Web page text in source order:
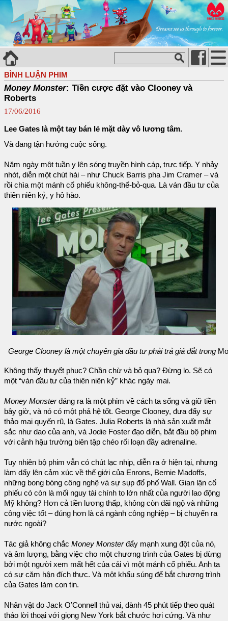
BÌNH LUẬN PHIM
Money Monster: Tiền cược đặt vào Clooney và
Roberts
17/06/2016
Lee Gates là một tay bán lẻ mặt dày vô lương tâm.
Và đang tận hưởng cuộc sống.
Năm ngày một tuần y lên sóng truyền hình cáp, trực tiếp. Y nhảy
nhót, diễn một chút hài – như Chuck Barris pha Jim Cramer – và
rồi chìa một mánh cổ phiếu không-thể-bỏ-qua. Là ván đầu tư của
thiên niên kỷ, y hô hào.
George Clooney là một chuyên gia đầu tư phải trả giá đắt trong
Không thấy thuyết phục? Chần chừ và bỏ qua? Đừng lo. Sẽ có
một “ván đầu tư của thiên niên kỷ” khác ngày mai.
Money Monsterđáng ra là một phim về cách ta sống và giữ tiền
bây giờ, và nó có một phả hệ tốt. George Clooney, đưa đẩy sự
thảo mai quyến rũ, là Gates. Julia Roberts là nhà sản xuất mắt
sắc như dao của anh, và Jodie Foster đạo diễn, bắt đầu bộ phim
với cảnh hậu trường biên tập chéo rối loạn đầy adrenaline.
Tuy nhiên bộ phim vẫn có chút lạc nhịp, diễn ra ở hiện tại, nhưng
làm dấy lên cảm xúc về thế giới của Enrons, Bernie Madoffs,
những bong bóng công nghệ và sự sụp đổ phố Wall. Gian lận cổ
phiếu có còn là mối nguy tài chính to lớn nhất của người lao động
Mỹ không? Hơn cả tiền lương thấp, không còn đãi ngộ và những
công việc tốt – đúng hơn là cả ngành công nghiệp – bị chuyển ra
nước ngoài?
Tác giả không chắc Money Monsterđẩy mạnh xung đột của nó,
và âm lượng, bằng việc cho một chương trình của Gates bị dừng
bởi một người xem mất hết của cải vì một mánh cổ phiếu. Anh ta
có sự căm hận đích thực. Và một khẩu súng để bắt chương trình
của Gates làm con tin.
Nhân vật do Jack O’Connell thủ vai, dành 45 phút tiếp theo quát
tháo lời thoại với giọng New York bắt chước hơi cứng. Và như